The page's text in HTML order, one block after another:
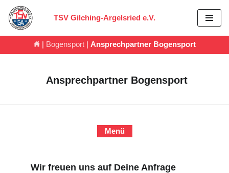
Zum
TSV Gilching-Argelsried e.V.
| Bogensport| Ansprechpartner Bogensport
Ansprechpartner Bogensport
Menü
Wir freuen uns auf Deine Anfrage